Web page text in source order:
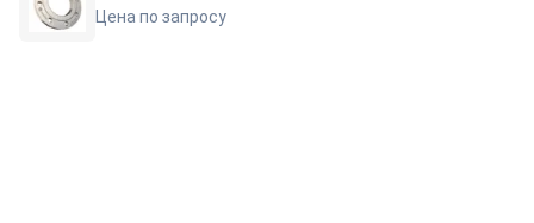
Цена по запросу